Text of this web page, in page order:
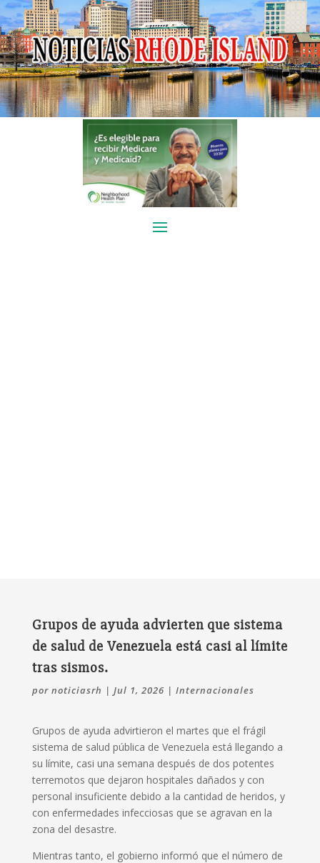
Grupos de ayuda advierten que sistema
de salud de Venezuela está casi al límite
tras sismos.
por noticiasrh | Jul 1, 2026 | Internacionales
Grupos de ayuda advirtieron el martes que el frágil
sistema de salud pública de Venezuela está llegando a
su límite, casi una semana después de dos potentes
terremotos que dejaron hospitales dañados y con
personal insuficiente debido a la cantidad de heridos, y
con enfermedades infecciosas que se agravan en la
zona del desastre.
Mientras tanto, el gobierno informó que el número de